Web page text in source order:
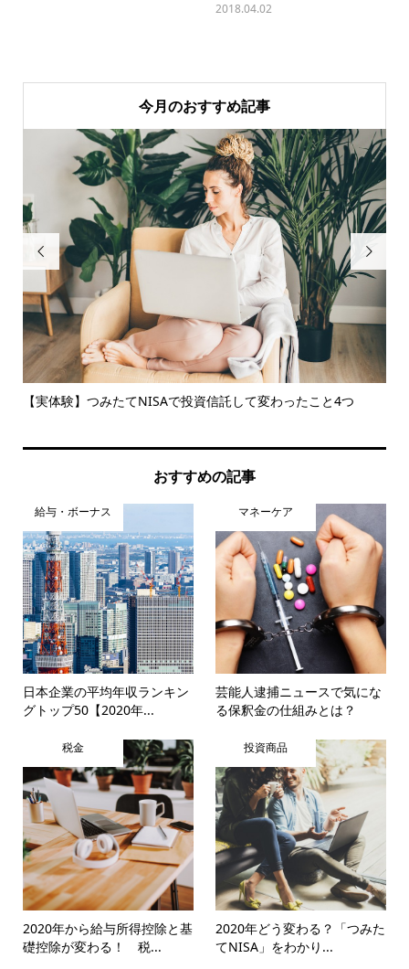
2018.04.02
今月のおすすめ記事

【実体験】つみたてNISAで投資信託して変わったこと4つ

おすすめの記事
給与・ボーナス
日本企業の平均年収ランキン
グトップ50【2020年...
マネーケア
芸能人逮捕ニュースで気にな
る保釈金の仕組みとは？
税金
2020年から給与所得控除と基
礎控除が変わる！ 税...
投資商品
2020年どう変わる？「つみた
てNISA」をわかり...